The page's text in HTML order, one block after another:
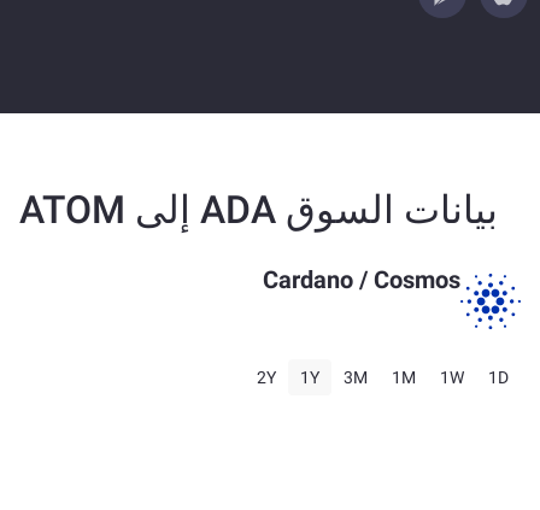
بيانات السوق ADA إلى ATOM
Cardano / Cosmos
1D
1W
1M
3M
1Y
2Y